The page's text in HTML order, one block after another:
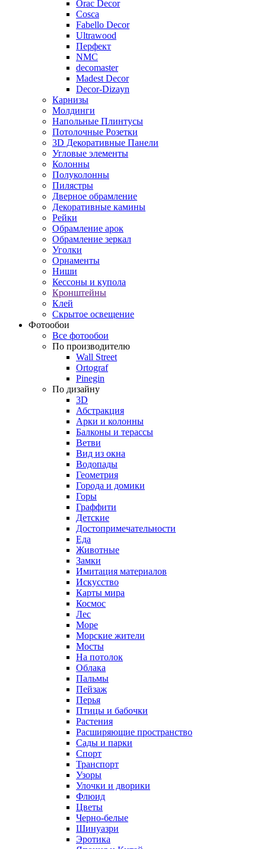
Orac Decor
Cosca
Fabello Decor
Ultrawood
Перфект
NMC
decomaster
Madest Decor
Decor-Dizayn
Карнизы
Молдинги
Напольные Плинтусы
Потолочные Розетки
3D Декоративные Панели
Угловые элементы
Колонны
Полуколонны
Пилястры
Дверное обрамление
Декоративные камины
Рейки
Обрамление арок
Обрамление зеркал
Уголки
Орнаменты
Ниши
Кессоны и купола
Кронштейны
Клей
Скрытое освещение
Фотообои
Все фотообои
По производителю
Wall Street
Ortograf
Pinegin
По дизайну
3D
Абстракция
Арки и колонны
Балконы и терассы
Ветви
Вид из окна
Водопады
Геометрия
Города и домики
Горы
Граффити
Детские
Достопримечательности
Еда
Животные
Замки
Имитация материалов
Искусство
Карты мира
Космос
Лес
Море
Морские жители
Мосты
На потолок
Облака
Пальмы
Пейзаж
Перья
Птицы и бабочки
Растения
Расширяющие пространство
Сады и парки
Спорт
Транспорт
Узоры
Улочки и дворики
Флюид
Цветы
Черно-белые
Шинуазри
Эротика